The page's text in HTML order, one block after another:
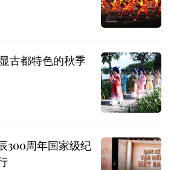
古都特色的秋季
300周年国家级纪